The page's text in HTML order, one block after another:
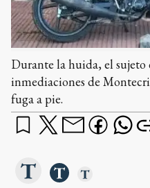
Durante la huida, el sujeto
inmediaciones de
fuga a pie.